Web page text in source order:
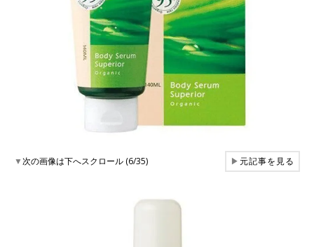
▼次の画像は下へスクロール (6/35) ▶元記事を見る